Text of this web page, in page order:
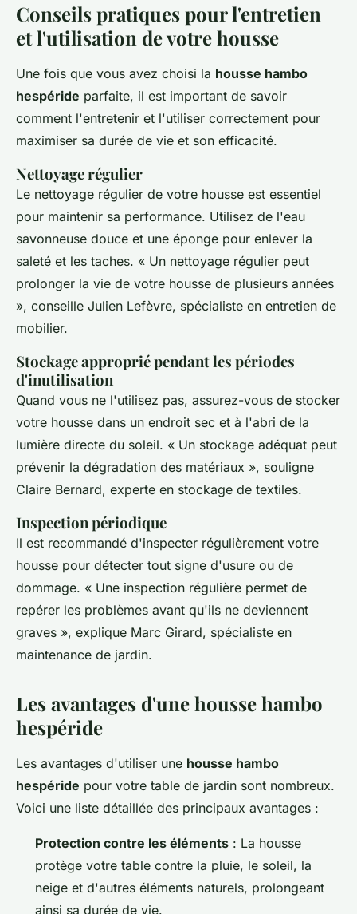
Conseils pratiques pour l'entretien
et l'utilisation de votre housse
Une fois que vous avez choisi la housse hambo
hespéride parfaite, il est important de savoir
comment l'entretenir et l'utiliser correctement pour
maximiser sa durée de vie et son efficacité.
Nettoyage régulier
Le nettoyage régulier de votre housse est essentiel
pour maintenir sa performance. Utilisez de l'eau
savonneuse douce et une éponge pour enlever la
saleté et les taches. « Un nettoyage régulier peut
prolonger la vie de votre housse de plusieurs années
», conseille Julien Lefèvre, spécialiste en entretien de
mobilier.
Stockage approprié pendant les périodes
d'inutilisation
Quand vous ne l'utilisez pas, assurez-vous de stocker
votre housse dans un endroit sec et à l'abri de la
lumière directe du soleil. « Un stockage adéquat peut
prévenir la dégradation des matériaux », souligne
Claire Bernard, experte en stockage de textiles.
Inspection périodique
Il est recommandé d'inspecter régulièrement votre
housse pour détecter tout signe d'usure ou de
dommage. « Une inspection régulière permet de
repérer les problèmes avant qu'ils ne deviennent
graves », explique Marc Girard, spécialiste en
maintenance de jardin.
Les avantages d'une housse hambo
hespéride
Les avantages d'utiliser une housse hambo
hespéride pour votre table de jardin sont nombreux.
Voici une liste détaillée des principaux avantages :
Protection contre les éléments : La housse
protège votre table contre la pluie, le soleil, la
neige et d'autres éléments naturels, prolongeant
ainsi sa durée de vie.